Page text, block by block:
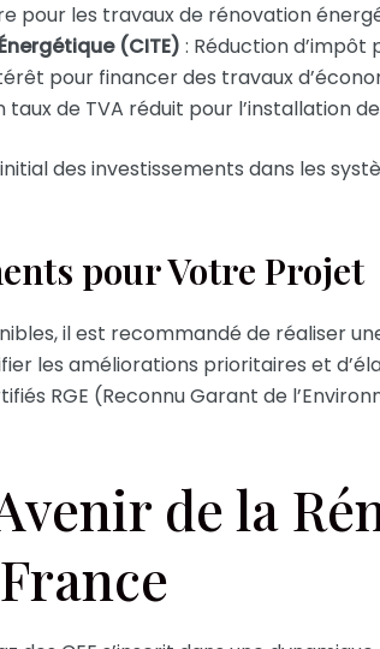
pour les travaux de rénovation
(CITE) : Réduction
pour financer des travaux
taux de TVA réduit pour l’installation
des investissements dans les
pour Votre Projet
il est recommandé de réaliser
les améliorations prioritaires et
RGE (Reconnu Garant de
de la